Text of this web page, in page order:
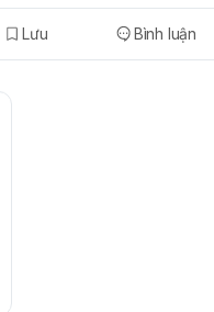
Lưu Bình luận